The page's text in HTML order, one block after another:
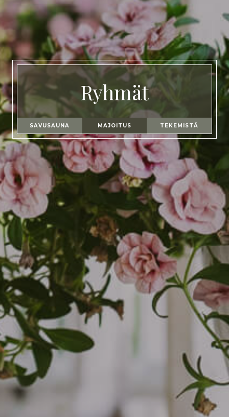
Ryhmät
SAVUSAUNA MAJOITUS TEKEMISTÄ